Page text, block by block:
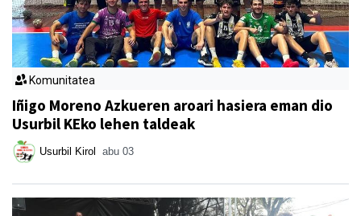
Komunitatea
Iñigo Moreno Azkueren aroari hasiera eman dio
Usurbil KEko lehen taldeak
Usurbil Kirol abu 03